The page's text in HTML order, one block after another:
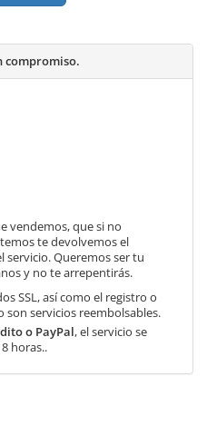
compromiso.
vendemos, que si no
te devolvemos el
Queremos ser tu
y no te arrepentirás.
SSL, así como el registro o
servicios reembolsables.
o PayPal, el servicio se
horas..